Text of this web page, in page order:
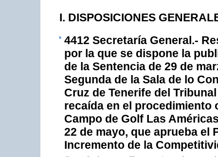
I. DISPOSICIONES
4412 Secretaría General.-
por la que se dispone la
de la Sentencia de 29 de
Segunda de la Sala de lo
Cruz de Tenerife del
recaída en el procedimiento
Campo de Golf Las
22 de mayo, que aprueba el
Incremento de la